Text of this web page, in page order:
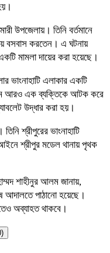
উপজেলায়। তিনি বর্তমানে
বসবাস করতেন। এ ঘটনায়
মামলা দায়ের করা হয়েছে।
ভাংনাহাটি এলাকার একটি
আরও এক ব্যক্তিকে আটক করে
উদ্ধার করা হয়।
শ্রীপুরের ভাংনাহাটি
শ্রীপুর মডেল থানায় পৃথক
শাহীনুর আলম জানায়,
পাঠানো হয়েছে।
অব্যাহত থাকবে।